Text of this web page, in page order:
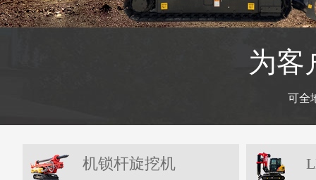
为客
可全
机锁杆旋挖机